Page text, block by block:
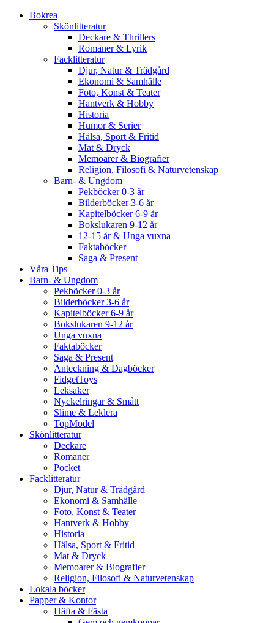
Bokrea
Skönlitteratur
Deckare & Thrillers
Romaner & Lyrik
Facklitteratur
Djur, Natur & Trädgård
Ekonomi & Samhälle
Foto, Konst & Teater
Hantverk & Hobby
Historia
Humor & Serier
Hälsa, Sport & Fritid
Mat & Dryck
Memoarer & Biografier
Religion, Filosofi & Naturvetenskap
Barn- & Ungdom
Pekböcker 0-3 år
Bilderböcker 3-6 år
Kapitelböcker 6-9 år
Bokslukaren 9-12 år
12-15 år & Unga vuxna
Faktaböcker
Saga & Present
Våra Tips
Barn- & Ungdom
Pekböcker 0-3 år
Bilderböcker 3-6 år
Kapitelböcker 6-9 år
Bokslukaren 9-12 år
Unga vuxna
Faktaböcker
Saga & Present
Anteckning & Dagböcker
FidgetToys
Leksaker
Nyckelringar & Smått
Slime & Leklera
TopModel
Skönlitteratur
Deckare
Romaner
Pocket
Facklitteratur
Djur, Natur & Trädgård
Ekonomi & Samhälle
Foto, Konst & Teater
Hantverk & Hobby
Historia
Hälsa, Sport & Fritid
Mat & Dryck
Memoarer & Biografier
Religion, Filosofi & Naturvetenskap
Lokala böcker
Papper & Kontor
Häfta & Fästa